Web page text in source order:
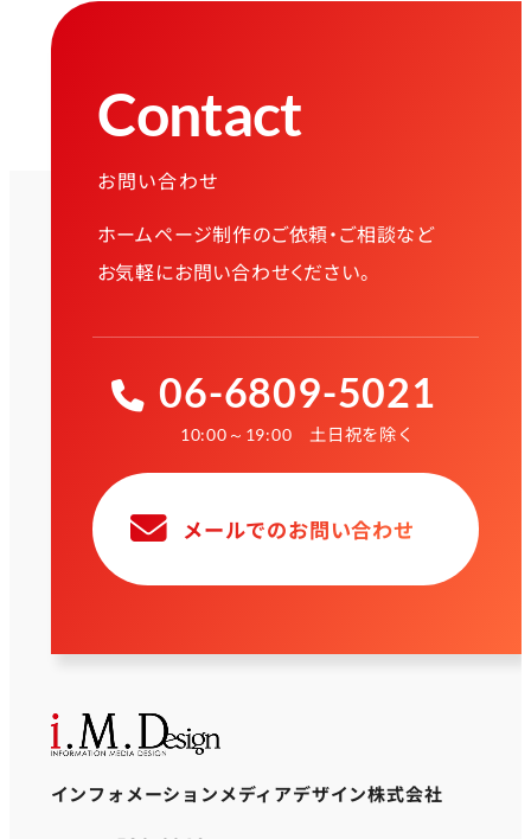
Contact
お問い合わせ
ホームページ制作のご依頼・ご相談など
お気軽にお問い合わせください。
06-6809-5021
10:00～19:00 土日祝を除く
メールでのお問い合わせ
インフォメーションメディアデザイン株式会社